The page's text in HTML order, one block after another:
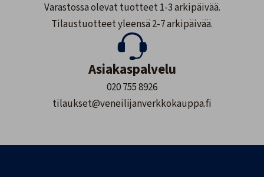
Varastossa olevat tuotteet 1-3 arkipäivää.
Tilaustuotteet yleensä 2-7 arkipäivää.
Asiakaspalvelu
020 755 8926
tilaukset@veneilijanverkkokauppa.fi